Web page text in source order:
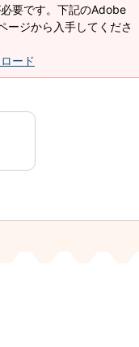
要です。下記のAdobe
ジから入手してくださ
ード